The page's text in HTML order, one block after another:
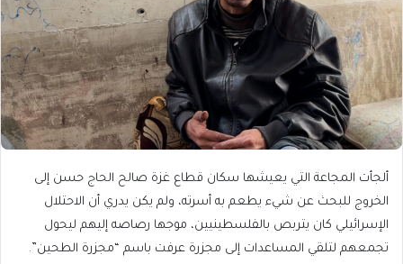
ألجأت المجاعة التي يعيشها سكان قطاع غزة صالح الحاج حسن إلى
الخروج للبحث عن شيء يطعم به أسرته، ولم يكن يدري أن الاحتلال
الإسرائيلي كان يتربص بالفلسطينيين، موجها رصاصه إليهم ليحول
تجمعهم لتلقي المساعدات إلى مجزرة عرفت باسم “مجزرة الطحين”.